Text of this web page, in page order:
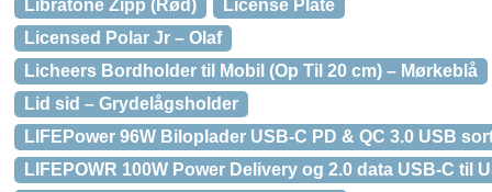
Libratone Zipp (Rød)
License Plate
Licensed Polar Jr – Olaf
Licheers Bordholder til Mobil (Op Til 20 cm) – Mørkeblå
Lid sid – Grydelågsholder
LIFEPower 96W Biloplader USB-C PD & QC 3.0 USB
LIFEPOWR 100W Power Delivery og 2.0 data USB-C til